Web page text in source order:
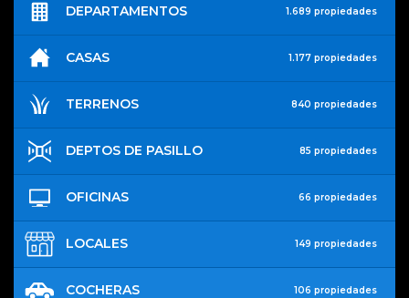
DEPARTAMENTOS 1.689 propiedades
CASAS 1.177 propiedades
TERRENOS 840 propiedades
DEPTOS DE PASILLO 85 propiedades
OFICINAS 66 propiedades
LOCALES 149 propiedades
COCHERAS 106 propiedades